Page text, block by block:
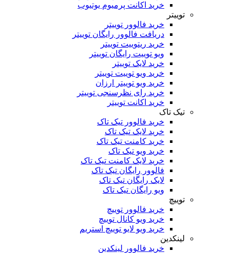
خرید اکانت پرمیوم یوتیوب
خرید فالوور توییتر
دریافت فالوور رایگان توییتر
خرید ریتوییت توییتر
ویو توییت رایگان توییتر
خرید لایک توییتر
خرید ویو توییت توییتر
خرید ویو توییتر ارزان
خرید رای نظرسنجی توییتر
خرید اکانت توییتر
تیک تاک
خرید فالوور تیک تاک
خرید لایک تیک تاک
خرید کامنت تیک ‌تاک
خرید ویو تیک تاک
خرید لایک کامنت تیک تاک
فالوور رایگان تیک تاک
لایک رایگان تیک تاک
ویو رایگان تیک تاک
خرید فالوور توییچ
خرید ویو کانال توییچ
خرید ویو لایو توییچ استریم
لینکدین
خرید فالوور لینکدین